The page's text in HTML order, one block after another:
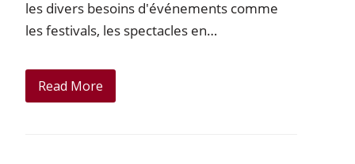
les divers besoins d'événements comme
les festivals, les spectacles en…
Read More